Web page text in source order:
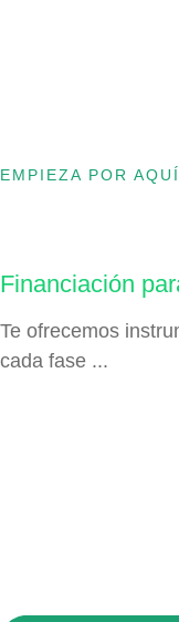
EMPIEZA POR AQUÍ
Financiación
Te ofrecemos
cada fase ...